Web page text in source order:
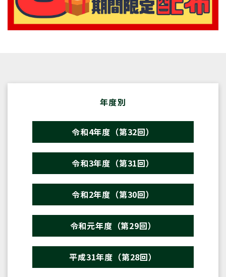
年度別
令和4年度（第32回）
令和3年度（第31回）
令和2年度（第30回）
令和元年度（第29回）
平成31年度（第28回）